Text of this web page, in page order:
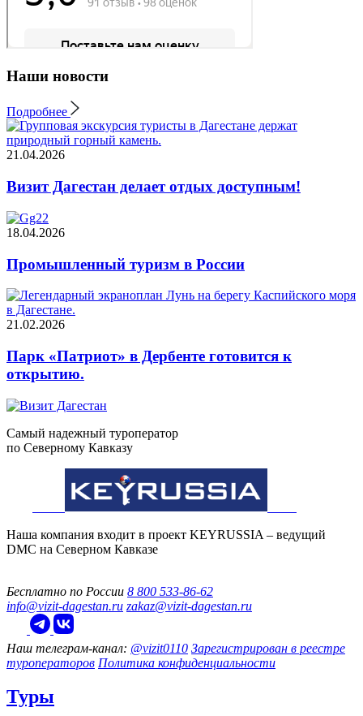
Наши новости
Подробнее
21.04.2026
Визит Дагестан делает отдых доступным!
18.04.2026
Промышленный туризм в России
21.02.2026
Парк «Патриот» в Дербенте готовится к
открытию.
Самый надежный туроператор
по Северному Кавказу
Наша компания входит в проект KEYRUSSIA – ведущий
DMC на Северном Кавказе
Бесплатно по России 8 800 533-86-62
info@vizit-dagestan.ru zakaz@vizit-dagestan.ru
Наш телеграм‑канал: @vizit0110 Зарегистрирован в реестре
туроператоров Политика конфиденциальности
Туры